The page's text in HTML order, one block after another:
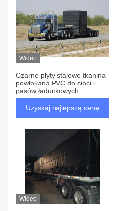
Wideo
Czarne płyty stalowe tkanina
powlekana PVC do sieci i
pasów ładunkowych
Uzyskaj najlepszą cenę
Wideo